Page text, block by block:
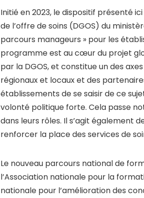
Initié en 2023, le dispositif présenté
de l’offre de soins (DGOS) du
parcours manageurs » pour les
programme est au cœur du projet
par la DGOS, et constitue un des
régionaux et locaux et des
établissements de se saisir de ce
volonté politique forte. Cela passe
dans leurs rôles. Il s’agit également
renforcer la place des services de
Le nouveau parcours national de
l’Association nationale pour la
nationale pour l’amélioration des